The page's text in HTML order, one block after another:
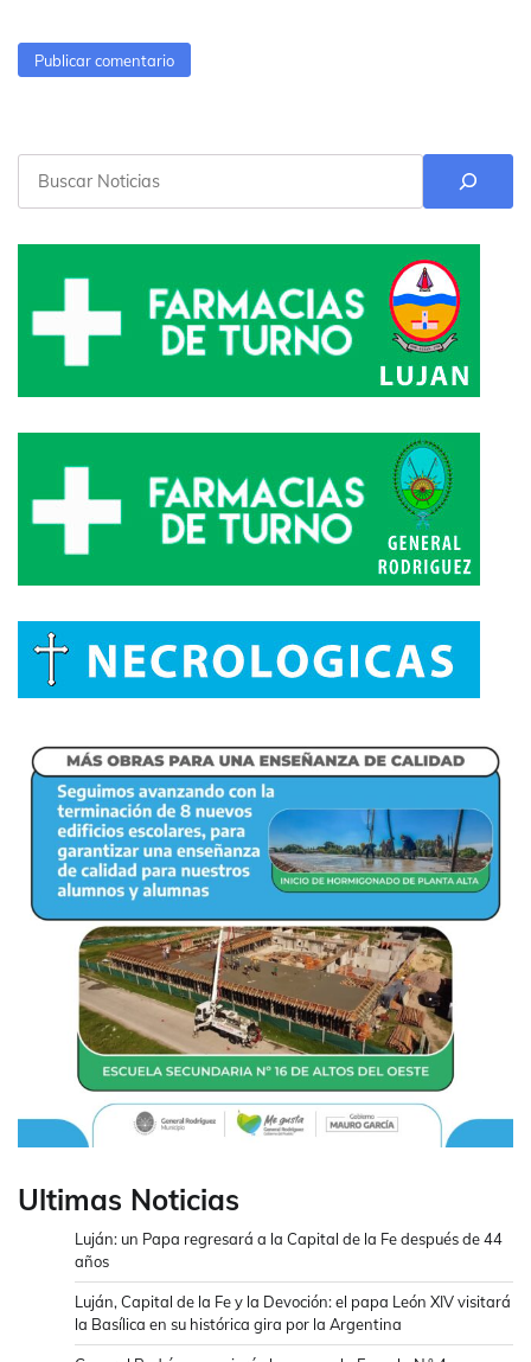
Ultimas Noticias
Luján: un Papa regresará a la Capital de la Fe después de 44
años
Luján, Capital de la Fe y la Devoción: el papa León XIV visitará
la Basílica en su histórica gira por la Argentina